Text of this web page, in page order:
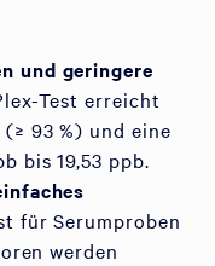
und geringere
Test erreicht
93 %) und eine
bis 19,53 ppb.
für Serumproben
werden